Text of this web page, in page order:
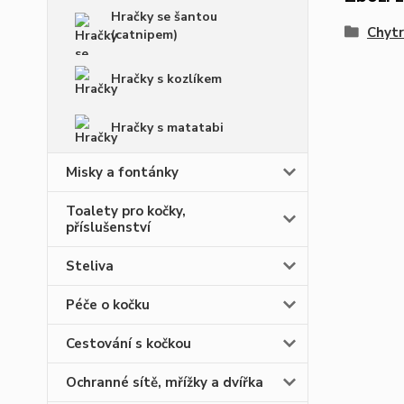
Hračky se šantou
(catnipem)
Hračky s kozlíkem
Hračky s matatabi
Misky a fontánky
Toalety pro kočky,
příslušenství
Steliva
Péče o kočku
Cestování s kočkou
Ochranné sítě, mřížky a dvířka